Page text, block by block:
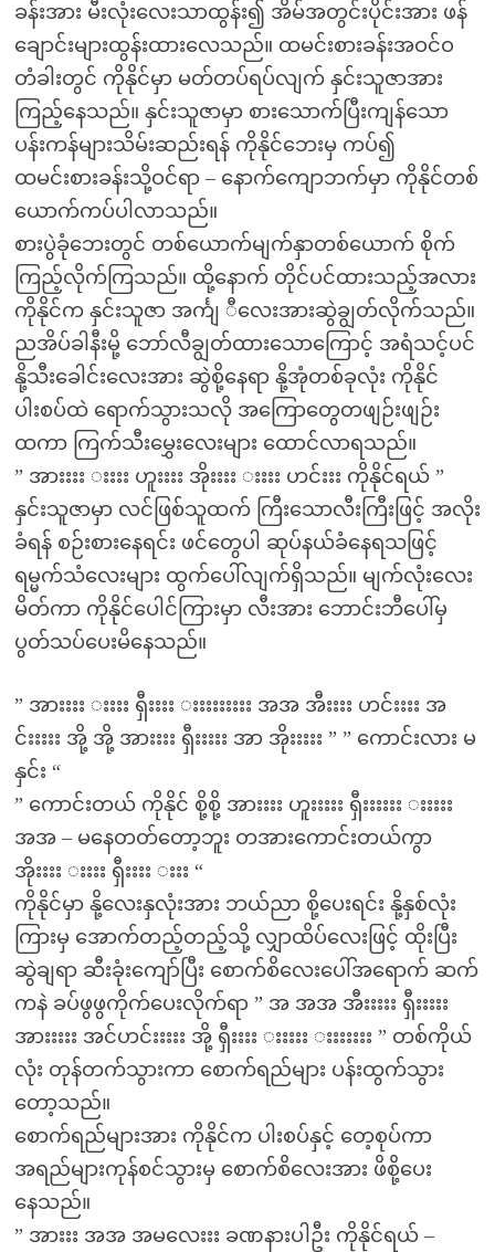
ခန်းအား မီးလုံးလေးသာထွန်း၍ အိမ်အတွင်းပိုင်းအား ဖန်
ချောင်းများထွန်းထားလေသည်။ ထမင်းစားခန်းအဝင်ဝ
တံခါးတွင် ကိုနိုင်မှာ မတ်တပ်ရပ်လျက် နှင်းသူဇာအား
ကြည့်နေသည်။ နှင်းသူဇာမှာ စားသောက်ပြီးကျန်သော
ပန်းကန်များသိမ်းဆည်းရန် ကိုနိုင်ဘေးမှ ကပ်၍
ထမင်းစားခန်းသို့ဝင်ရာ – နောက်ကျောဘက်မှာ ကိုနိုင်တစ်
ယောက်ကပ်ပါလာသည်။
စားပွဲခုံဘေးတွင် တစ်ယောက်မျက်နှာတစ်ယောက် စိုက်
ကြည့်လိုက်ကြသည်။ ထို့နောက် တိုင်ပင်ထားသည့်အလား
ကိုနိုင်က နှင်းသူဇာ အင်္ကျ ီလေးအားဆွဲချွတ်လိုက်သည်။
ညအိပ်ခါနီးမို့ ဘော်လီချွတ်ထားသောကြောင့် အရံသင့်ပင်
နို့သီးခေါင်းလေးအား ဆွဲစို့နေရာ နို့အုံတစ်ခုလုံး ကိုနိုင်
ပါးစပ်ထဲ ရောက်သွားသလို အကြောတွေတဖျဉ်းဖျဉ်း
ထကာ ကြက်သီးမွှေးလေးများ ထောင်လာရသည်။
” အားးးး းးးး ဟူးးးး အိုးးးး းးးး ဟင်းးး ကိုနိုင်ရယ် ”
နှင်းသူဇာမှာ လင်ဖြစ်သူထက် ကြီးသောလီးကြီးဖြင့် အလိုး
ခံရန် စဉ်းစားနေရင်း ဖင်တွေပါ ဆုပ်နယ်ခံနေရသဖြင့်
ရမ္မက်သံလေးများ ထွက်ပေါ်လျက်ရှိသည်။ မျက်လုံးလေး
မိတ်ကာ ကိုနိုင်ပေါင်ကြားမှာ လီးအား ဘောင်းဘီပေါ်မှ
ပွတ်သပ်ပေးမိနေသည်။
” အားးးး းးးး ရှီးးးး းးးးးးးးး အအ အီးးးး ဟင်းးးး အ
င်းးးးး အို့ အို့ အားးးး ရှီးးးးး အာ အိုးးးးး ” ” ကောင်းလား မ
နှင်း “
” ကောင်းတယ် ကိုနိုင် စို့စို့ အားးးး ဟူးးးးး ရှီးးးးးး းးးးး
အအ – မနေတတ်တော့ဘူး တအားကောင်းတယ်ကွာ
အိုးးးး းးးး ရှီးးးး းးး “
ကိုနိုင်မှာ နို့လေးနှလုံးအား ဘယ်ညာ စို့ပေးရင်း နို့နှစ်လုံး
ကြားမှ အောက်တည့်တည့်သို့ လျှာထိပ်လေးဖြင့် ထိုးပြီး
ဆွဲချရာ ဆီးခုံးကျော်ပြီး စောက်စိလေးပေါ်အရောက် ဆက်
ကနဲ ခပ်ဖွဖွကိုက်ပေးလိုက်ရာ ” အ အအ အီးးးးး ရှီးးးးး
အားးးးး အင်ဟင်းးးးး အို့ ရှီးးးး းးးးး းးးးးးး ” တစ်ကိုယ်
လုံး တုန်တက်သွားကာ စောက်ရည်များ ပန်းထွက်သွား
တော့သည်။
စောက်ရည်များအား ကိုနိုင်က ပါးစပ်နှင့် တေ့စုပ်ကာ
အရည်များကုန်စင်သွားမှ စောက်စိလေးအား ဖိစို့ပေး
နေသည်။
” အားးး အအ အမလေးးး ခဏနားပါဦး ကိုနိုင်ရယ် –